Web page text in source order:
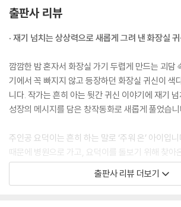
출판사 리뷰
· 재기 넘치는 상상력으로 새롭게 그려 낸 화장실
깜깜한 밤 혼자서 화장실 가기 두렵게 만드는 괴담
기에서 꼭 빠지지 않고 등장하던 화장실 귀신이 색
니다. 작가는 흔히 아는 뒷간 귀신 이야기에 재기
성장의 메시지를 담은 창작동화로 새롭게 풀었습니
주인공 요덕이는 흔히 하는 말로 ‘주워 온’ 아이입
때문에 병원으로 가고, 요덕이를 돌보기 위해 찾아
소리만 합니다. 요덕이는 할머니의 잔소리도 싫지
는 소리가 가장 듣기 싫습니다. 마음 깊은 곳에 꽁꽁
출판사 리뷰 더보기